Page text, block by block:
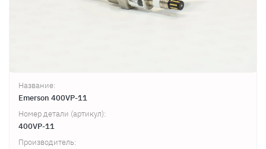
Название:
Emerson 400VP-11
Номер детали (артикул):
400VP-11
Производитель: